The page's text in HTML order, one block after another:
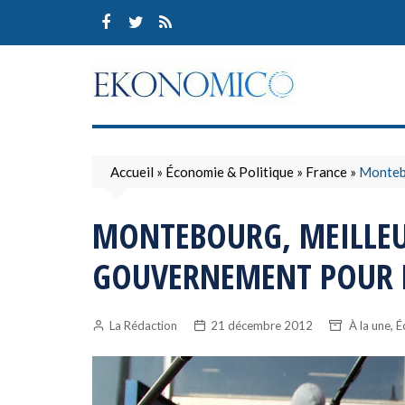
content
Accueil » Économie & Politique » France »
MONTEBOURG,
GOUVERNEMENT POUR
La Rédaction 21 décembre 2012 À la une,